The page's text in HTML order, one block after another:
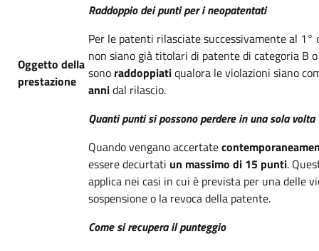
Oggetto della
prestazione
Raddoppio dei punti per i neopatentati
Per le patenti rilasciate successivamente al
non siano già titolari di patente di categoria B
sono raddoppiatiqualora le violazioni siano
annidal rilascio.
Quanti punti si possono perdere in una sola volta
Quando vengano accertate
essere decurtati un massimo di 15 punti.
applica nei casi in cui è prevista per una delle
sospensione o la revoca della patente.
Come si recupera il punteggio